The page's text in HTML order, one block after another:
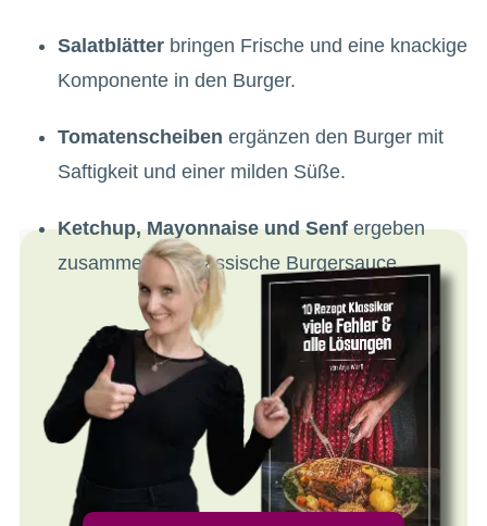
Salatblätterbringen Frische und eine knackige
Komponente in den Burger.
Tomatenscheiben ergänzen den Burger mit
Saftigkeit und einer milden Süße.
Ketchup, Mayonnaise und Senfergeben
zusammen die klassische Burgersauce